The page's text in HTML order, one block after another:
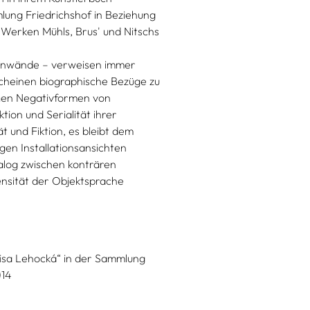
Friedrichshof in Beziehung
Mühls, Brus' und Nitschs
– verweisen immer
biographische Bezüge zu
Negativformen von
und Serialität ihrer
und Fiktion, es bleibt dem
Installationsansichten
zwischen konträren
der Objektsprache
Lehocká“ in der Sammlung